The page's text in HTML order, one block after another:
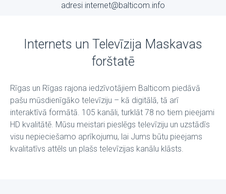
adresi internet@balticom.info
Internets un Televīzija Maskavas
forštatē
Rīgas un Rīgas rajona iedzīvotājiem Balticom piedāvā
pašu mūsdienīgāko televīziju – kā digitālā, tā arī
interaktīvā formātā. 105 kanāli, turklāt 78 no tiem pieejami
HD kvalitātē. Mūsu meistari pieslēgs televīziju un uzstādīs
visu nepieciešamo aprīkojumu, lai Jums būtu pieejams
kvalitatīvs attēls un plašs televīzijas kanālu klāsts.